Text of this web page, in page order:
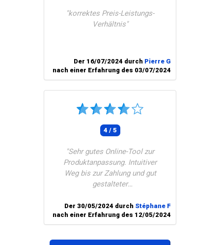
"korrektes Preis-Leistungs-
Verhältnis"
Der 16/07/2024 durch Pierre G
nach einer Erfahrung des 03/07/2024
4 / 5
"Sehr gutes Online-Tool zur
Produktanpassung. Intuitiver
Weg bis zur Zahlung und gut
gestalteter
Einziger Nachteil: der
Kundenservice, der nicht auf E-
Mails antwortet (und es ist nicht
möglich, sie anzurufen). Ich
Der 30/05/2024 durch Stéphane F
nach einer Erfahrung des 12/05/2024